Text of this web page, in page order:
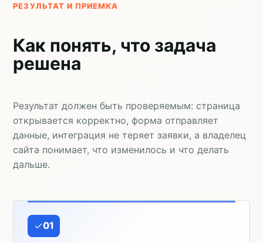
РЕЗУЛЬТАТ И ПРИЕМКА
Как понять, что задача
решена
Результат должен быть проверяемым: страница
открывается корректно, форма отправляет
данные, интеграция не теряет заявки, а владелец
сайта понимает, что изменилось и что делать
дальше.
01